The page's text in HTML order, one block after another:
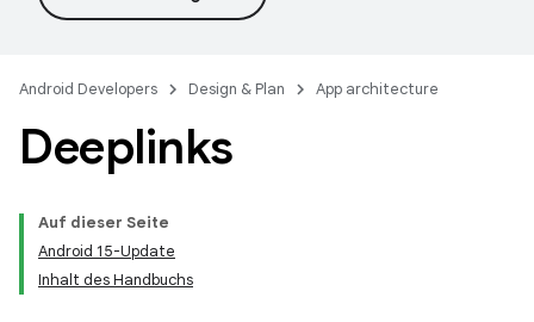
Android Developers Design & Plan App architecture
Deeplinks
Auf dieser Seite
Android 15-Update
Inhalt des Handbuchs